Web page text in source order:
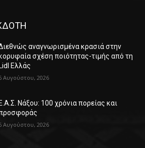
αναγνωρισμένα κρασιά στην
σχέση ποιότητας-τιμής από τη
Lidl Ελλάς
Αυγούστου, 2026
Ε.Α.Σ. Νάξου: 100 χρόνια πορείας και
Αυγούστου, 2026